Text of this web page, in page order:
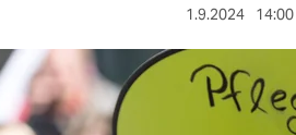
berlin
nord
1.9.2024